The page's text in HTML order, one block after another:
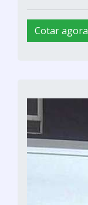
Cotar agora